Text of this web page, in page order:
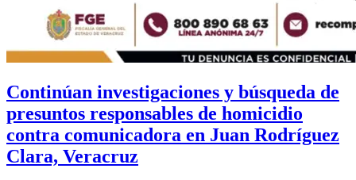
Continúan investigaciones y búsqueda de
presuntos responsables de homicidio
contra comunicadora en Juan Rodríguez
Clara, Veracruz